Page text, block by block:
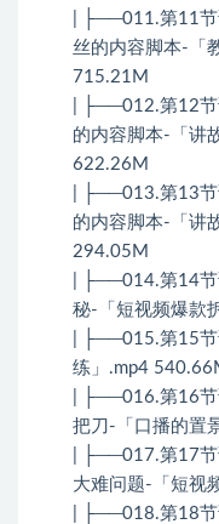
| ├──011.第11
丝的内容脚本-「
715.21M
| ├──012.第12
的内容脚本-「讲
622.26M
| ├──013.第13
的内容脚本-「讲
294.05M
| ├──014.第14
秘-「短视频爆款
| ├──015.第15节
练」.mp4
| ├──016.第16
把刀-「口播的置
| ├──017.第17
大难问题-「短视
| ├──018.第18节